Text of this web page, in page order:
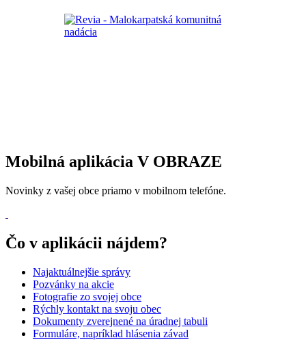
Mobilná aplikácia V OBRAZE
Novinky z vašej obce priamo v mobilnom telefóne.
Čo v aplikácii nájdem?
Najaktuálnejšie správy
Pozvánky na akcie
Fotografie zo svojej obce
Rýchly kontakt na svoju obec
Dokumenty zverejnené na úradnej tabuli
Formuláre, napríklad hlásenia závad